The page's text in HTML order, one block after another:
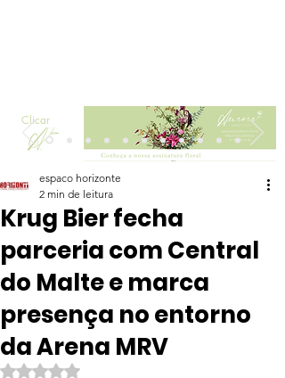
Clicar
Krug Bier fecha
parceria com Central
do Malte e marca
presença no entorno
da Arena MRV
espaco horizonte
2 min de leitura
Avaliado com NaN de 5 estrelas.